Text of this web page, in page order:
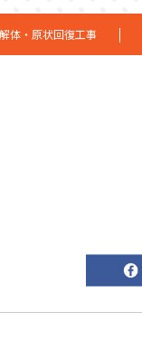
解体・原状回復工事